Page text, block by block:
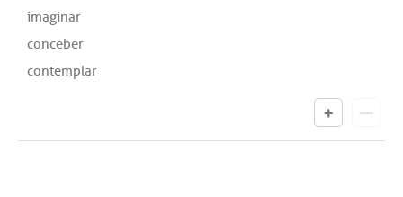
imaginar
conceber
contemplar